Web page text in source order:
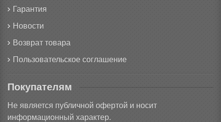
Гарантия
Новости
Возврат товара
Пользовательское соглашение
Покупателям
Не является публичной офертой и носит
информационный характер.